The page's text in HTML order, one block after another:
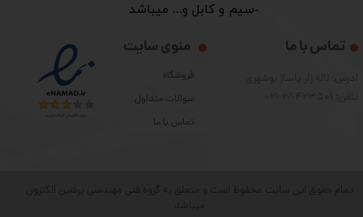
-سیم و کابل و... میباشد
منوی سایت
فروشگاه
سوالات متداول
تماس با ما
تماس با ما